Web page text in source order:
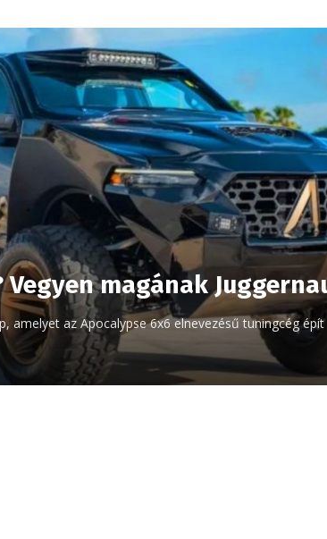
Vegyen magának
amelyet az Apocalypse 6x6 elnevezésű tuningcég épít